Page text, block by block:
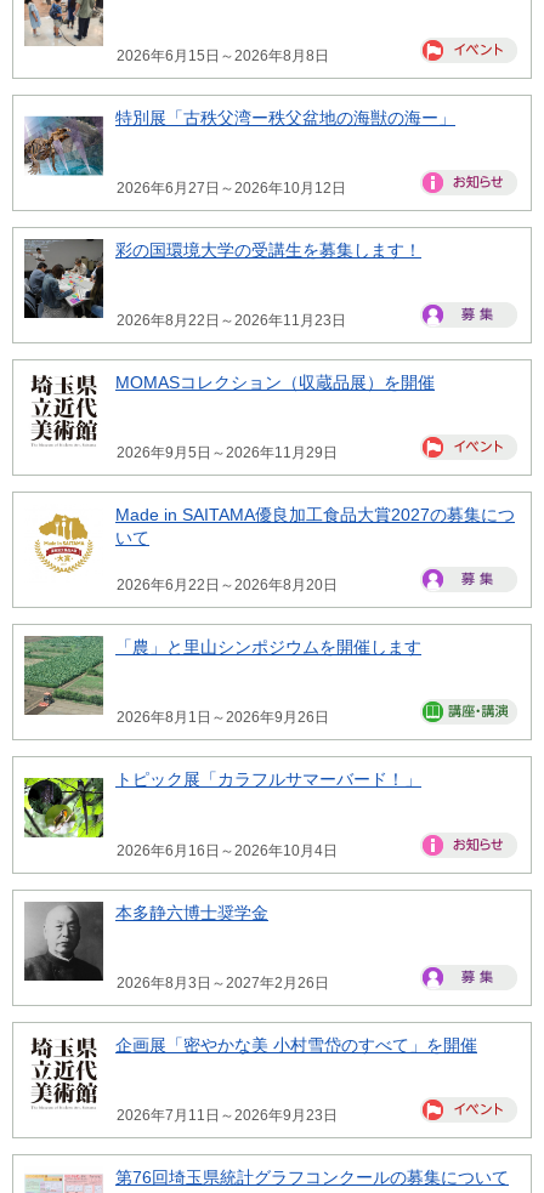
2026年6月15日～2026年8月8日
特別展「古秩父湾ー秩父盆地の海獣の海ー」
2026年6月27日～2026年10月12日
彩の国環境大学の受講生を募集します！
2026年8月22日～2026年11月23日
MOMASコレクション（収蔵品展）を開催
2026年9月5日～2026年11月29日
Made in SAITAMA優良加工食品大賞2027の募集につ
いて
2026年6月22日～2026年8月20日
「農」と里山シンポジウムを開催します
2026年8月1日～2026年9月26日
トピック展「カラフルサマーバード！」
2026年6月16日～2026年10月4日
本多静六博士奨学金
2026年8月3日～2027年2月26日
企画展「密やかな美 小村雪岱のすべて」を開催
2026年7月11日～2026年9月23日
第76回埼玉県統計グラフコンクールの募集について